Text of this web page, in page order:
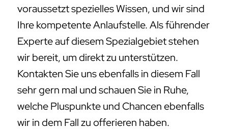
voraussetzt spezielles Wissen, und wir sind
Ihre kompetente Anlaufstelle. Als führender
Experte auf diesem Spezialgebiet stehen
wir bereit, um direkt zu unterstützen.
Kontakten Sie uns ebenfalls in diesem Fall
sehr gern mal und schauen Sie in Ruhe,
welche Pluspunkte und Chancen ebenfalls
wir in dem Fall zu offerieren haben.